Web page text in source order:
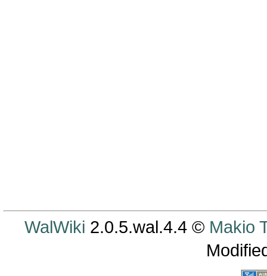
WalWiki 2.0.5.wal.4.4 © Makio